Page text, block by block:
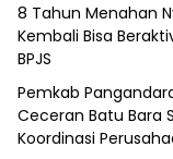
8 Tahun Menahan
Kembali Bisa
BPJS
Pemkab
Ceceran Batu Bara
Koordinasi